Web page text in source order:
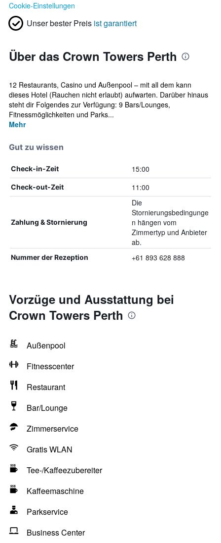
Cookie-Einstellungen
Unser bester Preis ist garantiert
Über das Crown Towers Perth
12 Restaurants, Casino und Außenpool – mit all dem kann
dieses Hotel (Rauchen nicht erlaubt) aufwarten. Darüber hinaus
steht dir Folgendes zur Verfügung: 9 Bars/Lounges,
Fitnessmöglichkeiten und Parks...
Mehr
Gut zu wissen
Check-in-Zeit 15:00
Check-out-Zeit 11:00
Zahlung & Stornierung
Die
Stornierungsbedingunge
n hängen vom
Zimmertyp und Anbieter
ab.
Nummer der Rezeption +61 893 628 888
Vorzüge und Ausstattung bei
Crown Towers Perth
Außenpool
Fitnesscenter
Restaurant
Bar/Lounge
Zimmerservice
Gratis WLAN
Tee-/Kaffeezubereiter
Kaffeemaschine
Parkservice
Business Center